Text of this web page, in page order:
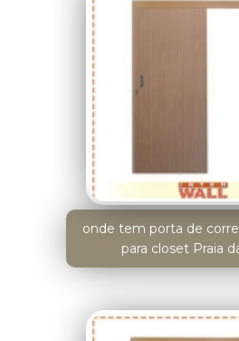
onde tem porta de
para closet Praia